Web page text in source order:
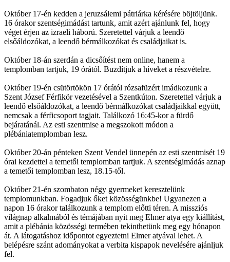
Október 17-én kedden a jeruzsálemi pátriárka kérésére böjtöljünk.
16 órakor szentségimádást tartunk, amit azért ajánlunk fel, hogy
véget érjen az izraeli háború. Szeretettel várjuk a leendő
elsőáldozókat, a leendő bérmálkozókat és családjaikat is.
Október 18-án szerdán a dicsőítést nem online, hanem a
templomban tartjuk, 19 órától. Buzdítjuk a híveket a részvételre.
Október 19-én csütörtökön 17 órától rózsafüzért imádkozunk a
Szent József Férfikör vezetésével a Szentkúton. Szeretettel várjuk a
leendő elsőáldozókat, a leendő bérmálkozókat családjaikkal együtt,
nemcsak a férficsoport tagjait. Találkozó 16:45-kor a fürdő
bejáratánál. Az esti szentmise a megszokott módon a
plébániatemplomban lesz.
Október 20-án pénteken Szent Vendel ünnepén az esti szentmisét 19
órai kezdettel a temetői templomban tartjuk. A szentségimádás aznap
a temetői templomban lesz, 18.15-től.
Október 21-én szombaton négy gyermeket keresztelünk
templomunkban. Fogadjuk őket közösségünkbe! Ugyanezen a
napon 16 órakor találkozunk a templom előtti téren. A missziós
világnap alkalmából és témájában nyit meg Elmer atya egy kiállítást,
amit a plébánia közösségi termében tekinthetünk meg egy hónapon
át. A látogatáshoz időpontot egyeztetni Elmer atyával lehet. A
belépésre szánt adományokat a verbita kispapok nevelésére ajánljuk
fel.